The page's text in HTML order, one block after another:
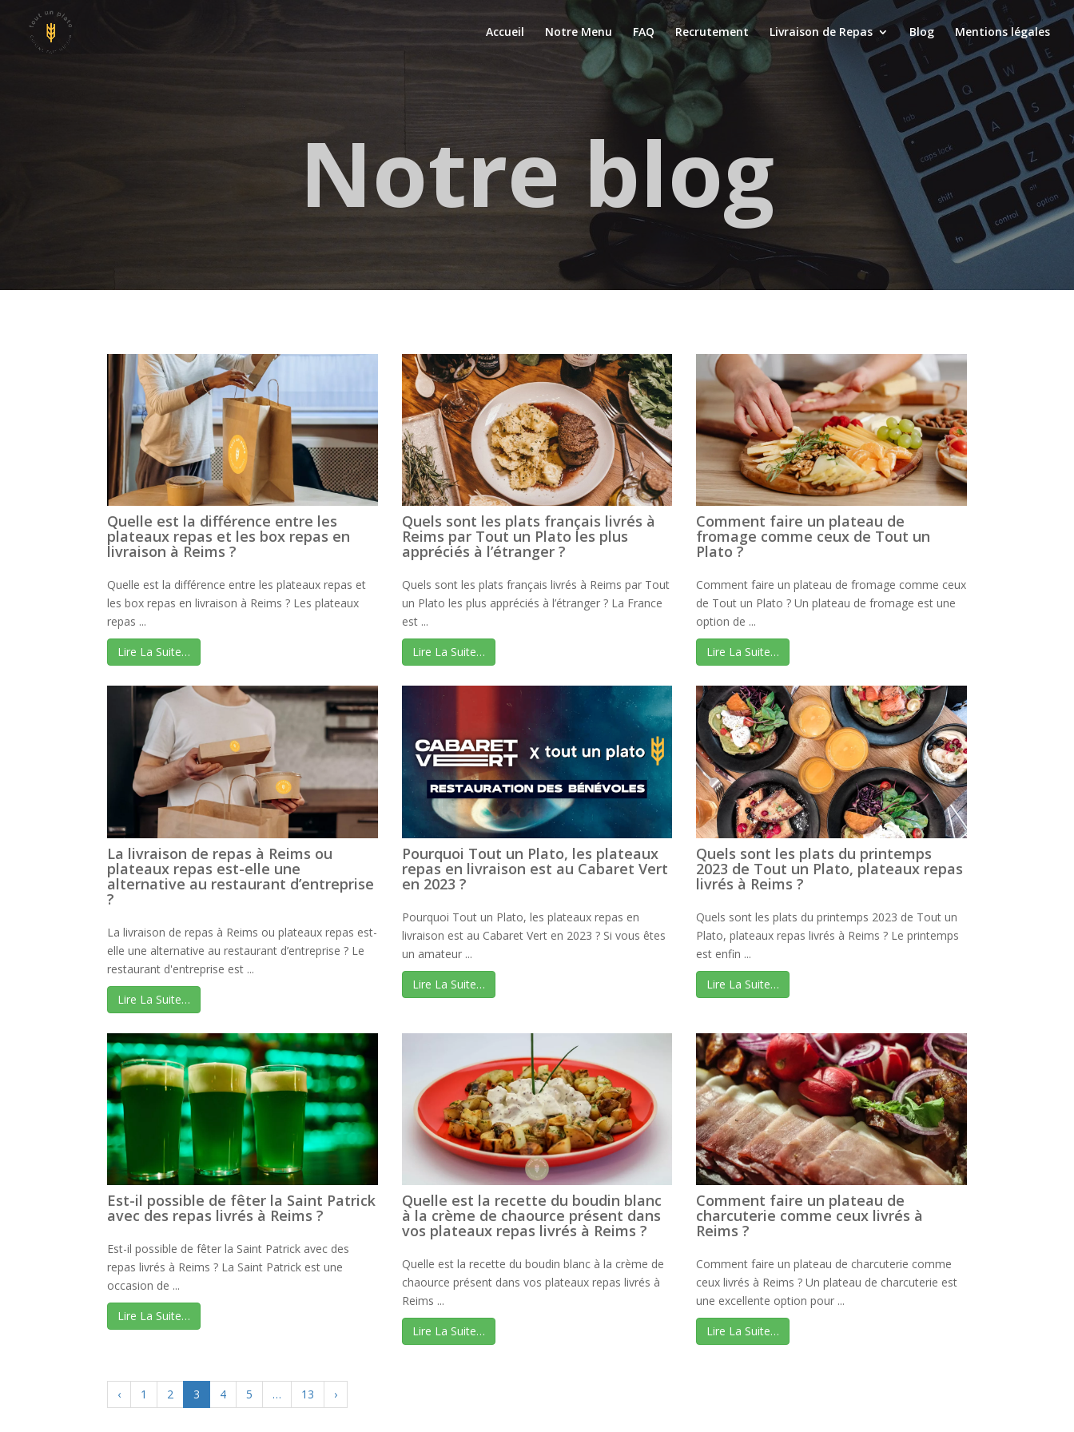
Accueil Notre Menu FAQ Recrutement Livraison de Repas Blog Mentions légales
Notre blog
Quelle est la différence entre les
plateaux repas et les box repas en
livraison à Reims ?
Quelle est la différence entre les plateaux repas et
les box repas en livraison à Reims ? Les plateaux
repas ...
Lire La Suite…
Quels sont les plats français livrés à
Reims par Tout un Plato les plus
appréciés à l’étranger ?
Quels sont les plats français livrés à Reims par Tout
un Plato les plus appréciés à l’étranger ? La France
est ...
Lire La Suite…
Comment faire un plateau de
fromage comme ceux de Tout un
Plato ?
Comment faire un plateau de fromage comme ceux
de Tout un Plato ? Un plateau de fromage est une
option de ...
Lire La Suite…
La livraison de repas à Reims ou
plateaux repas est-elle une
alternative au restaurant d’entreprise
?
La livraison de repas à Reims ou plateaux repas est-
elle une alternative au restaurant d’entreprise ? Le
restaurant d'entreprise est ...
Lire La Suite…
Pourquoi Tout un Plato, les plateaux
repas en livraison est au Cabaret Vert
en 2023 ?
Pourquoi Tout un Plato, les plateaux repas en
livraison est au Cabaret Vert en 2023 ? Si vous êtes
un amateur ...
Lire La Suite…
Quels sont les plats du printemps
2023 de Tout un Plato, plateaux repas
livrés à Reims ?
Quels sont les plats du printemps 2023 de Tout un
Plato, plateaux repas livrés à Reims ? Le printemps
est enfin ...
Lire La Suite…
Est-il possible de fêter la Saint Patrick
avec des repas livrés à Reims ?
Est-il possible de fêter la Saint Patrick avec des
repas livrés à Reims ? La Saint Patrick est une
occasion de ...
Lire La Suite…
Quelle est la recette du boudin blanc
à la crème de chaource présent dans
vos plateaux repas livrés à Reims ?
Quelle est la recette du boudin blanc à la crème de
chaource présent dans vos plateaux repas livrés à
Reims ...
Lire La Suite…
Comment faire un plateau de
charcuterie comme ceux livrés à
Reims ?
Comment faire un plateau de charcuterie comme
ceux livrés à Reims ? Un plateau de charcuterie est
une excellente option pour ...
Lire La Suite…
‹ 1 2 3 4 5 … 13 ›
Panneau de gestion des cookies